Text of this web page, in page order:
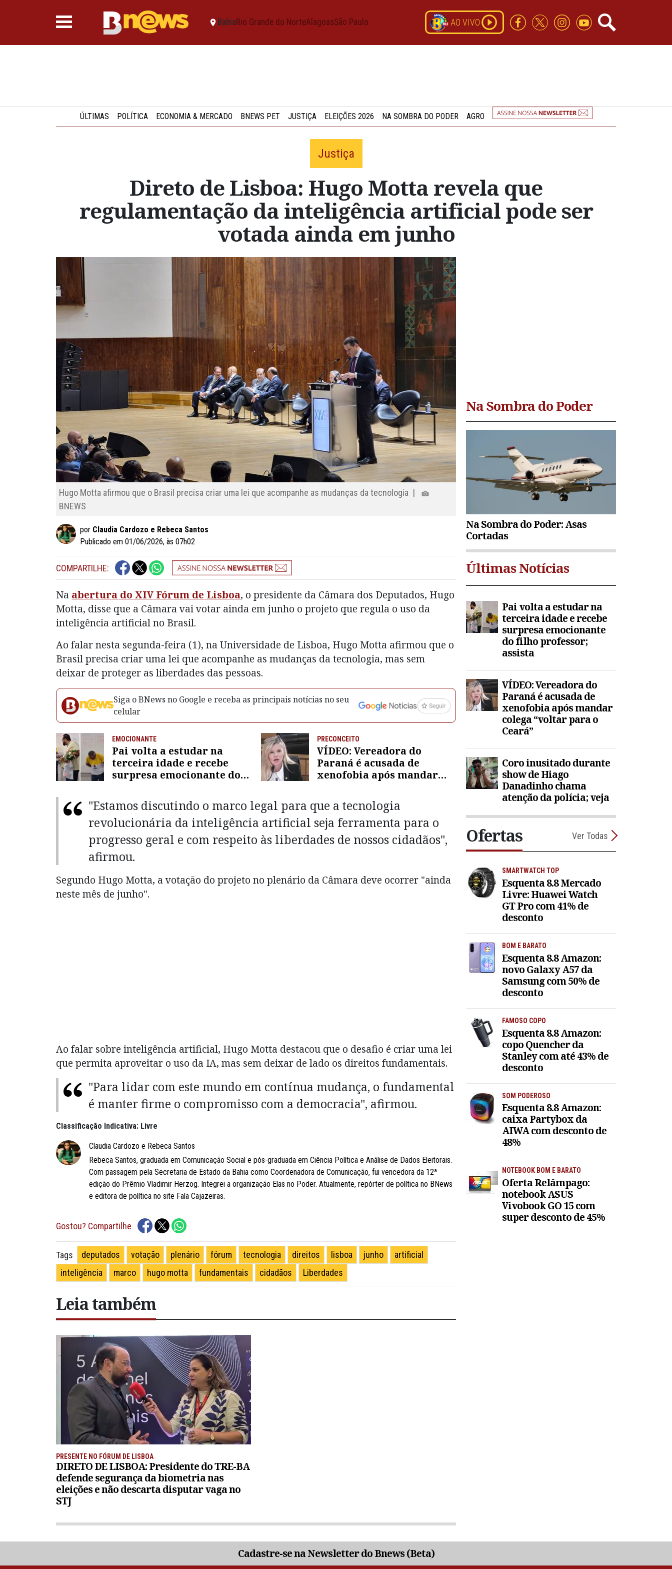
BahiaRio Grande do NorteAlagoasSão Paulo AO VIVO
ÚLTIMAS POLÍTICA ECONOMIA & MERCADO BNEWS PET JUSTIÇA ELEIÇÕES 2026 NA SOMBRA DO PODER AGRO
Justiça
Direto de Lisboa: Hugo Motta revela que
regulamentação da inteligência artificial pode ser
votada ainda em junho
Hugo Motta afirmou que o Brasil precisa criar uma lei que acompanhe as mudanças da tecnologia |
BNEWS
por Claudia Cardozo e Rebeca Santos
Publicado em 01/06/2026, às 07h02
COMPARTILHE:
Na abertura do XIV Fórum de Lisboa, o presidente da Câmara dos Deputados, Hugo
Motta, disse que a Câmara vai votar ainda em junho o projeto que regula o uso da
inteligência artificial no Brasil.
Ao falar nesta segunda-feira (1), na Universidade de Lisboa, Hugo Motta afirmou que o
Brasil precisa criar uma lei que acompanhe as mudanças da tecnologia, mas sem
deixar de proteger as liberdades das pessoas.
Siga o BNews no Google e receba as principais notícias no seu
celular
EMOCIONANTE
Pai volta a estudar na
terceira idade e recebe
surpresa emocionante do
PRECONCEITO
VÍDEO: Vereadora do
Paraná é acusada de
xenofobia após mandar
Ceará”
"Estamos discutindo o marco legal para que a tecnologia
revolucionária da inteligência artificial seja ferramenta para o
progresso geral e com respeito às liberdades de nossos cidadãos",
afirmou.
Segundo Hugo Motta, a votação do projeto no plenário da Câmara deve ocorrer "ainda
neste mês de junho".
Ao falar sobre inteligência artificial, Hugo Motta destacou que o desafio é criar uma lei
que permita aproveitar o uso da IA, mas sem deixar de lado os direitos fundamentais.
"Para lidar com este mundo em contínua mudança, o fundamental
é manter firme o compromisso com a democracia", afirmou.
Classificação Indicativa: Livre
Claudia Cardozo e Rebeca Santos
Rebeca Santos, graduada em Comunicação Social e pós-graduada em Ciência Política e Análise de Dados Eleitorais.
Com passagem pela Secretaria de Estado da Bahia como Coordenadora de Comunicação, fui vencedora da 12ª
edição do Prêmio Vladimir Herzog. Integrei a organização Elas no Poder. Atualmente, repórter de política no BNews
e editora de política no site Fala Cajazeiras.
Gostou? Compartilhe
Tags deputados votação plenário fórum tecnologia direitos lisboa junho
artificial
inteligência
marco hugo motta fundamentais cidadãos Liberdades
Leia também
PRESENTE NO FÓRUM DE LISBOA
DIRETO DE LISBOA: Presidente do TRE-BA
defende segurança da biometria nas
eleições e não descarta disputar vaga no
STJ
Na Sombra do Poder
Na Sombra do Poder: Asas
Cortadas
Últimas Notícias
Pai volta a estudar na
terceira idade e recebe
surpresa emocionante
do filho professor;
assista
VÍDEO: Vereadora do
Paraná é acusada de
xenofobia após mandar
colega “voltar para o
Ceará”
Coro inusitado durante
show de Hiago
Danadinho chama
atenção da polícia; veja
Ofertas Ver Todas
SMARTWATCH TOP
Esquenta 8.8 Mercado
Livre: Huawei Watch
GT Pro com 41% de
desconto
BOM E BARATO
Esquenta 8.8 Amazon:
novo Galaxy A57 da
Samsung com 50% de
desconto
FAMOSO COPO
Esquenta 8.8 Amazon:
copo Quencher da
Stanley com até 43% de
desconto
SOM PODEROSO
Esquenta 8.8 Amazon:
caixa Partybox da
AIWA com desconto de
48%
NOTEBOOK BOM E BARATO
Oferta Relâmpago:
notebook ASUS
Vivobook GO 15 com
super desconto de 45%
Cadastre-se na Newsletter do Bnews (Beta)